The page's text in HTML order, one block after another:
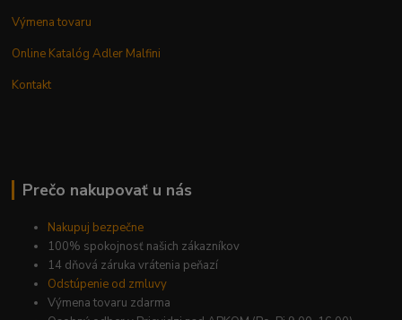
Výmena tovaru
Online Katalóg Adler Malfini
Kontakt
Prečo nakupovať u nás
Nakupuj bezpečne
100% spokojnosť našich zákazníkov
14 dňová záruka vrátenia peňazí
Odstúpenie od zmluvy
Výmena tovaru zdarma